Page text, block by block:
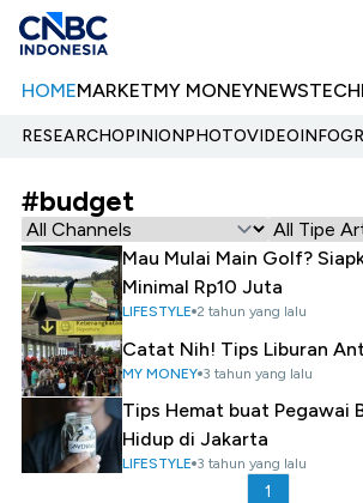
HOMEMARKETMY MONEYNEWSTECH
RESEARCHOPINIONPHOTOVIDEO
#budget
Mau Mulai Main Golf?
Minimal Rp10 Juta
LIFESTYLE 2 tahun yang lalu
Catat Nih! Tips Liburan
MY MONEY 3 tahun yang lalu
Tips Hemat buat Pegawai
Hidup di Jakarta
LIFESTYLE 3 tahun yang lalu
1